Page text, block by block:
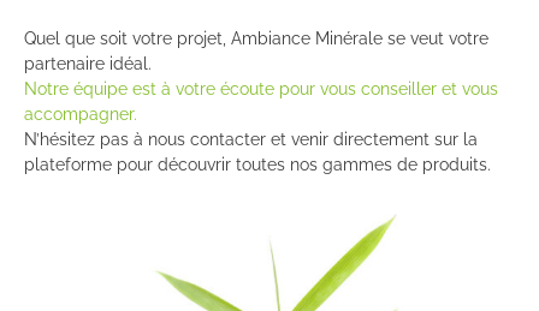
Quel que soit votre projet, Ambiance Minérale se veut votre
partenaire idéal.
Notre équipe est à votre écoute pour vous conseiller et vous
accompagner.
N’hésitez pas à nous contacter et venir directement sur la
plateforme pour découvrir toutes nos gammes de produits.